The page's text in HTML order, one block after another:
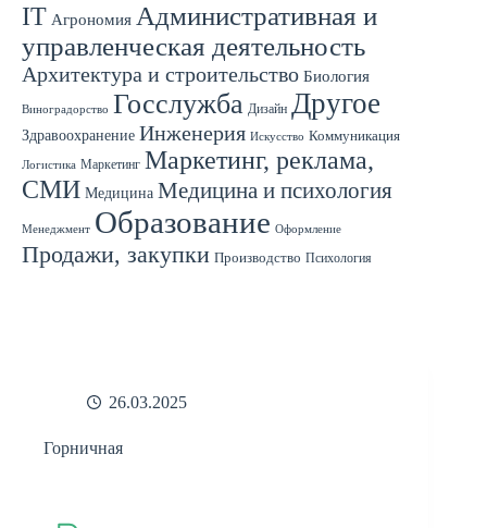
26.03.2025
Горничная
IT Агрономия Административная и
управленческая деятельность
Архитектура и строительство Биология
Виноградорство Госслужба Дизайн Другое
Здравоохранение Инженерия Искусство Коммуникация
Логистика Маркетинг Маркетинг, реклама,
СМИ Медицина Медицина и психология
Менеджмент Образование Оформление
Продажи, закупки Производство Психология